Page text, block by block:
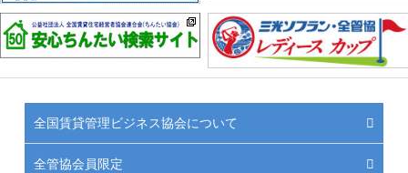
全国賃貸管理ビジネス協会について
全管協会員限定